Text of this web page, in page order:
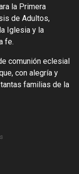
la Primera
de Adultos,
Iglesia y la
fe.
comunión eclesial
con alegría y
familias de la